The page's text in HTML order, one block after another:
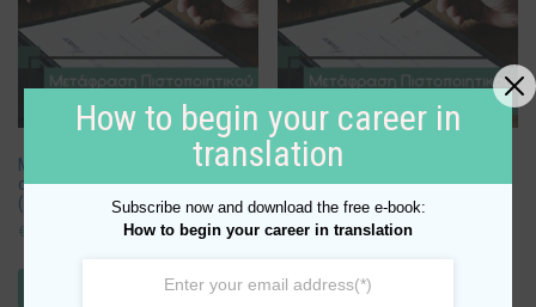
Μετάφραση πιστοποιητικού
οικογενειακής κατάστασης
(1σελ.)
€
ΠΡΟΣΘΉΚΗ ΣΤΟ ΚΑΛΆΘΙ
Μετάφραση πιστοποιητικού
οικογενειακής κατάστασης (2
σελ.)
€35.00
ΠΡΟΣΘΉΚΗ ΣΤΟ ΚΑΛΆΘΙ
How to begin your career in
translation
Subscribe now and download the free e-book:
How to begin your career in translation